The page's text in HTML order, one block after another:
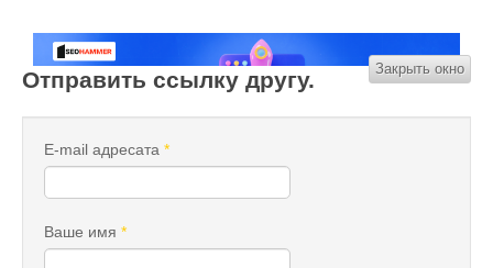
Отправить ссылку другу. Закрыть окно
E-mail адресата *
Ваше имя *